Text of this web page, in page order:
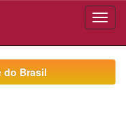
do Brasil